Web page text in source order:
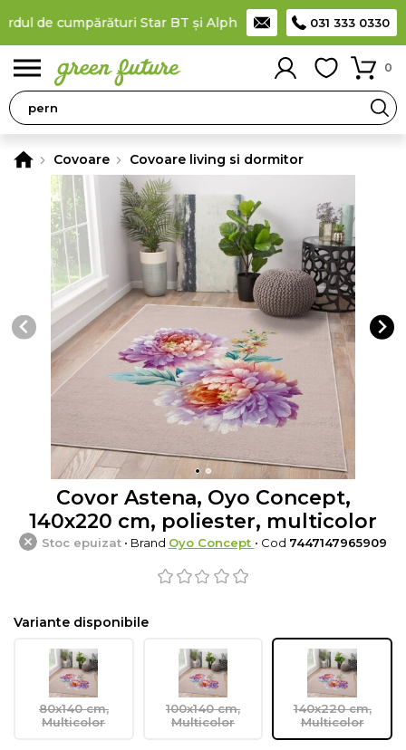
cumpărături Star BT și Alpha Bank Plătești în rate prin
031 333 0330
0
Covoare Covoare living si dormitor
Covor Astena, Oyo Concept,
140x220 cm, poliester, multicolor
Stoc epuizat• Brand Oyo Concept • Cod 7447147965909
Variante disponibile
80x140 cm,
Multicolor
100x140 cm,
Multicolor
140x220 cm,
Multicolor